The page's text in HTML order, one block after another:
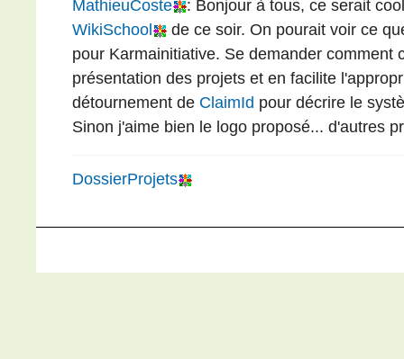
MathieuCoste
: Bonjour à tous, ce serait
WikiSchool
de ce soir. On pourait voir ce
pour Karmainitiative. Se demander comment
présentation des projets et en facilite
détournement de ClaimId pour décrire le
Sinon j'aime bien le logo proposé... d'autres
DossierProjets